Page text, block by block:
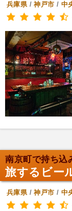
兵庫県/神戸市 / 中
南京町で持ち込
旅するビー
兵庫県/神戸市 / 中